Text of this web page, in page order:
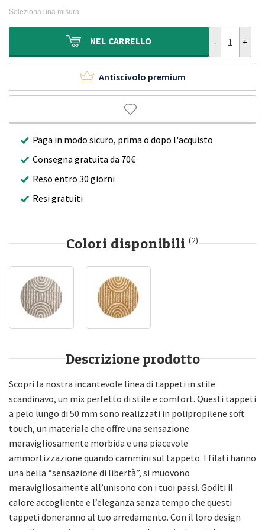
289,90€.
199,90€.
Seleziona una misura
NEL CARRELLO
Antiscivolo premium
Paga in modo sicuro, prima o dopo l'acquisto
Consegna gratuita da 70€
Reso entro 30 giorni
Resi gratuiti
Colori disponibili (2)
Descrizione prodotto
Scopri la nostra incantevole linea di tappeti in stile
scandinavo, un mix perfetto di stile e comfort. Questi tappeti
a pelo lungo di 50 mm sono realizzati in polipropilene soft
touch, un materiale che offre una sensazione
meravigliosamente morbida e una piacevole
ammortizzazione quando cammini sul tappeto. I filati hanno
una bella “sensazione di libertà”, si muovono
meravigliosamente all’unisono con i tuoi passi. Goditi il
calore accogliente e l’eleganza senza tempo che questi
tappeti doneranno al tuo arredamento. Con il loro design